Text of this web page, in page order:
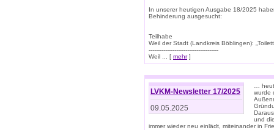
In unserer heutigen Ausgabe 18/2025
Behinderung ausgesucht:
Teilhabe
Weil der Stadt (Landkreis Böblingen):
--------------------------------------
Weil ... [ mehr]
LVKM-Newsletter 17/2025
09.05.2025
…
wurde
und
immer wieder neu einlädt, miteinander in